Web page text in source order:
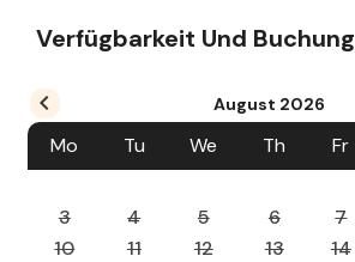
Verfügbarkeit Und Buchung
August 2026
Mo Tu We Th Fr
3
4 5 6 7
10
11 12 13 14